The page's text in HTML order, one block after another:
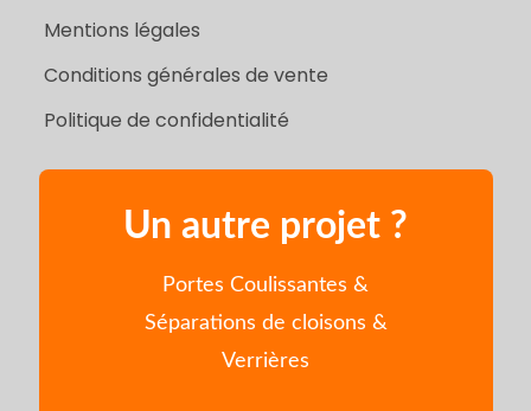
Mentions légales
Conditions générales de vente
Politique de confidentialité
Un autre projet ?
Portes Coulissantes &
Séparations de cloisons &
Verrières